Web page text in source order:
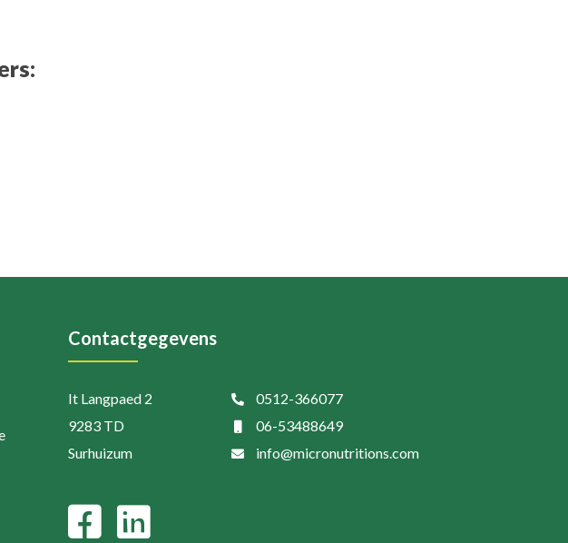
Contactgegevens
It Langpaed 2
9283 TD
Surhuizum
0512-366077
06-53488649
info@micronutritions.com